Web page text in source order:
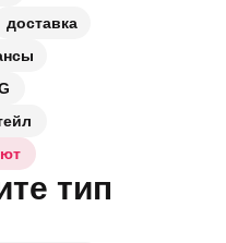
доставка
тип